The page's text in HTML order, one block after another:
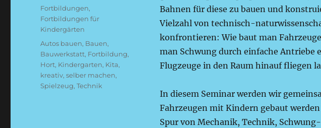
Bahnen für diese zu bauen und
Vielzahl von technisch-
konfrontieren: Wie baut man
man Schwung durch einfache Antriebe
Flugzeuge in den Raum hinauf fliegen
In diesem Seminar werden wir
Fahrzeugen mit Kindern gebaut
Spur von Mechanik, Technik,
Kategorien
Fortbildungen,
Fortbildungen für
Kindergärten
Schlagwörter
Autos bauen, Bauen,
Bauwerkstatt, Fortbildung,
Hort, Kindergarten, Kita,
kreativ,selber machen,
Spielzeug,Technik